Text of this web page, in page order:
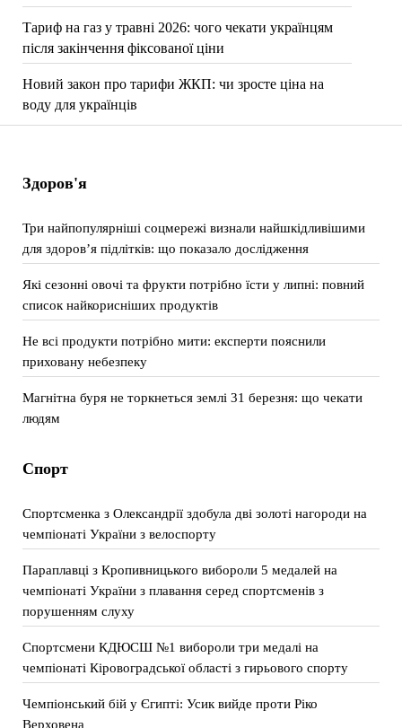
Тариф на газ у травні 2026: чого чекати українцям
після закінчення фіксованої ціни
Новий закон про тарифи ЖКП: чи зросте ціна на
воду для українців
Здоров'я
Три найпопулярніші соцмережі визнали найшкідливішими
для здоров’я підлітків: що показало дослідження
Які сезонні овочі та фрукти потрібно їсти у липні: повний
список найкорисніших продуктів
Не всі продукти потрібно мити: експерти пояснили
приховану небезпеку
Магнітна буря не торкнеться землі 31 березня: що чекати
людям
Спорт
Спортсменка з Олександрії здобула дві золоті нагороди на
чемпіонаті України з велоспорту
Параплавці з Кропивницького вибороли 5 медалей на
чемпіонаті України з плавання серед спортсменів з
порушенням слуху
Спортсмени КДЮСШ №1 вибороли три медалі на
чемпіонаті Кіровоградської області з гирьового спорту
Чемпіонський бій у Єгипті: Усик вийде проти Ріко
Верховена